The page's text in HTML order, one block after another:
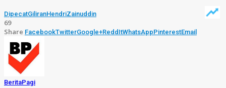
DipecatGiliranHendriZainuddin
69
Share FacebookTwitterGoogle+ReddItWhatsAppPinterestEmail
BeritaPagi